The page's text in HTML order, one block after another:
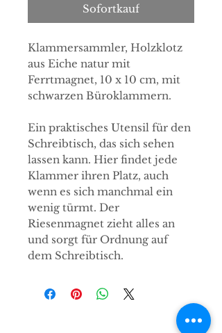
Sofortkauf
Klammersammler, Holzklotz
aus Eiche natur mit
Ferrtmagnet, 10 x 10 cm, mit
schwarzen Büroklammern.
Ein praktisches Utensil für den
Schreibtisch, das sich sehen
lassen kann. Hier findet jede
Klammer ihren Platz, auch
wenn es sich manchmal ein
wenig türmt. Der
Riesenmagnet zieht alles an
und sorgt für Ordnung auf
dem Schreibtisch.